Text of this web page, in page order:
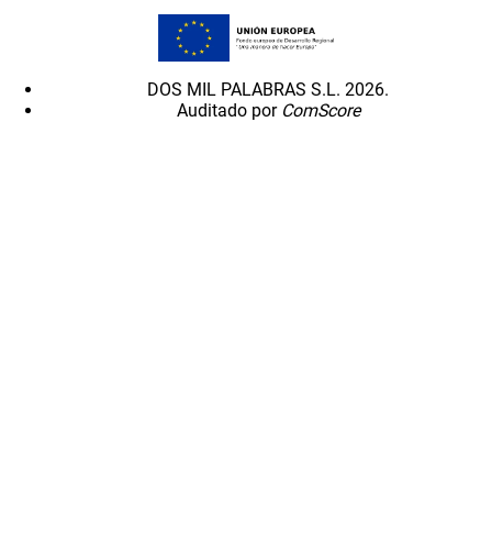
DOS MIL PALABRAS S.L. 2026.
Auditado por ComScore